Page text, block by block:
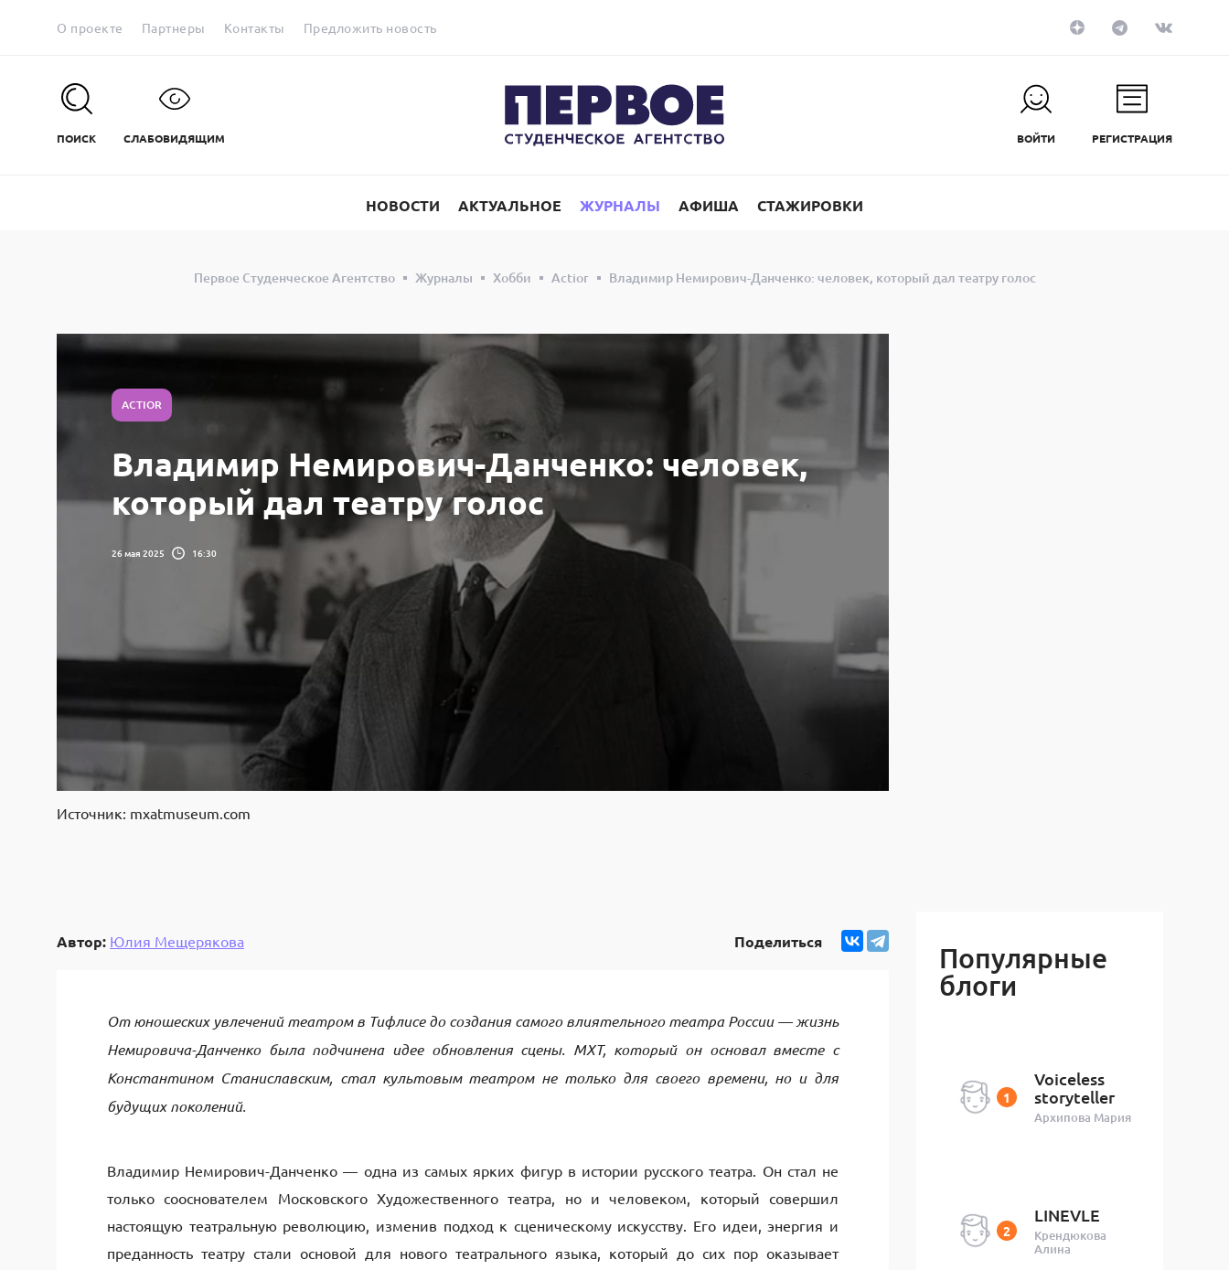
О проекте Партнеры Контакты Предложить новость
ПОИСК СЛАБОВИДЯЩИМ ВОЙТИ РЕГИСТРАЦИЯ
НОВОСТИ АКТУАЛЬНОЕ ЖУРНАЛЫ АФИША СТАЖИРОВКИ
Первое Студенческое Агентство Журналы Хобби Actior Владимир Немирович-Данченко: человек, который дал театру голос
ACTIOR
Владимир Немирович-Данченко: человек,
который дал театру голос
26 мая 2025 16:30
Источник: mxatmuseum.com
Автор: Юлия Мещерякова Поделиться
От юношеских увлечений театром в Тифлисе до создания самого влиятельного театра России — жизнь
Немировича-Данченко была подчинена идее обновления сцены. МХТ, который он основал вместе с
Константином Станиславским, стал культовым театром не только для своего времени, но и для
будущих поколений.
Владимир Немирович-Данченко — одна из самых ярких фигур в истории русского театра. Он стал не
только сооснователем Московского Художественного театра, но и человеком, который совершил
настоящую театральную революцию, изменив подход к сценическому искусству. Его идеи, энергия и
преданность театру стали основой для нового театрального языка, который до сих пор оказывает
Популярные
блоги
Voiceless
storyteller
Архипова Мария
LINEVLE
Крендюкова
Алина